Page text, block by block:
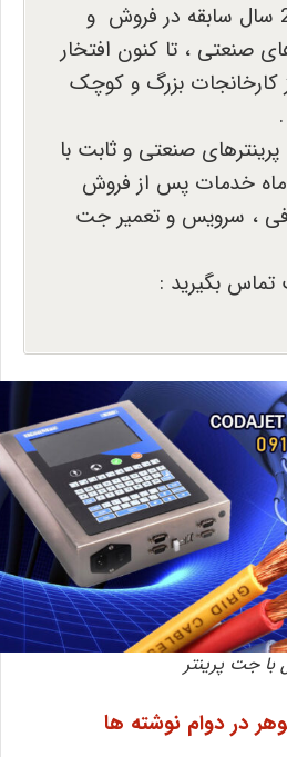
با بیش از 20 سال سابقه در فروش و
، تا کنون افتخار
بزرگ و کوچک
صنعتی و ثابت با
، سرویس و تعمیر جت
بگیرید :
جت پرینتر
دوام نوشته ‌ها